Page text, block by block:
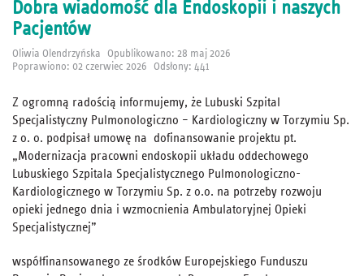
Dobra wiadomość dla Endoskopii i naszych
Pacjentów
Oliwia Olendrzyńska Opublikowano: 28 maj 2026
Poprawiono: 02 czerwiec 2026 Odsłony: 441
Z ogromną radością informujemy, że Lubuski Szpital
Specjalistyczny Pulmonologiczno – Kardiologiczny w Torzymiu Sp.
z o. o. podpisał umowę na dofinansowanie projektu pt.
„Modernizacja pracowni endoskopii układu oddechowego
Lubuskiego Szpitala Specjalistycznego Pulmonologiczno-
Kardiologicznego w Torzymiu Sp. z o.o. na potrzeby rozwoju
opieki jednego dnia i wzmocnienia Ambulatoryjnej Opieki
Specjalistycznej”
współfinansowanego ze środków Europejskiego Funduszu